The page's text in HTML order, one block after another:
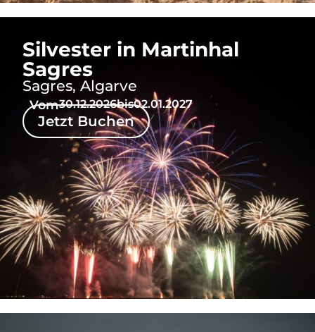
Silvester in Martinhal
Sagres
Sagres, Algarve
Jetzt Buchen
Vom30.12.2026bis02.01.2027